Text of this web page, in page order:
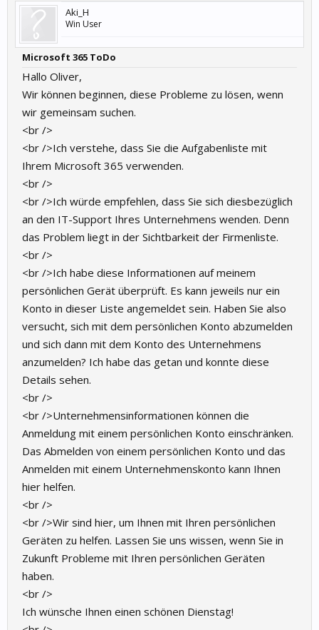
Aki_H
Win User
Microsoft 365 ToDo
Hallo Oliver,
Wir können beginnen, diese Probleme zu lösen, wenn
wir gemeinsam suchen.
<br />
<br />Ich verstehe, dass Sie die Aufgabenliste mit
Ihrem Microsoft 365 verwenden.
<br />
<br />Ich würde empfehlen, dass Sie sich diesbezüglich
an den IT-Support Ihres Unternehmens wenden. Denn
das Problem liegt in der Sichtbarkeit der Firmenliste.
<br />
<br />Ich habe diese Informationen auf meinem
persönlichen Gerät überprüft. Es kann jeweils nur ein
Konto in dieser Liste angemeldet sein. Haben Sie also
versucht, sich mit dem persönlichen Konto abzumelden
und sich dann mit dem Konto des Unternehmens
anzumelden? Ich habe das getan und konnte diese
Details sehen.
<br />
<br />Unternehmensinformationen können die
Anmeldung mit einem persönlichen Konto einschränken.
Das Abmelden von einem persönlichen Konto und das
Anmelden mit einem Unternehmenskonto kann Ihnen
hier helfen.
<br />
<br />Wir sind hier, um Ihnen mit Ihren persönlichen
Geräten zu helfen. Lassen Sie uns wissen, wenn Sie in
Zukunft Probleme mit Ihren persönlichen Geräten
haben.
<br />
Ich wünsche Ihnen einen schönen Dienstag!